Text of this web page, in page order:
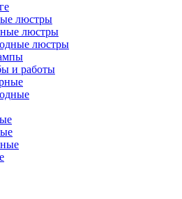
люстры
люстры
люстры
и работы